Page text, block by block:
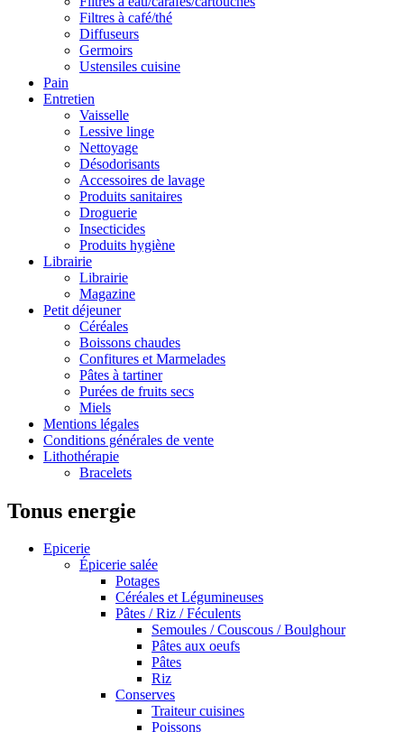
Filtres à café/thé
Diffuseurs
Germoirs
Ustensiles cuisine
Pain
Entretien
Vaisselle
Lessive linge
Nettoyage
Désodorisants
Accessoires de lavage
Produits sanitaires
Droguerie
Insecticides
Produits hygiène
Librairie
Librairie
Magazine
Petit déjeuner
Céréales
Boissons chaudes
Confitures et Marmelades
Pâtes à tartiner
Purées de fruits secs
Miels
Mentions légales
Conditions générales de vente
Lithothérapie
Bracelets
Tonus energie
Epicerie
Épicerie salée
Potages
Céréales et Légumineuses
Pâtes / Riz / Féculents
Semoules / Couscous / Boulghour
Pâtes aux oeufs
Pâtes
Riz
Conserves
Traiteur cuisines
Poissons